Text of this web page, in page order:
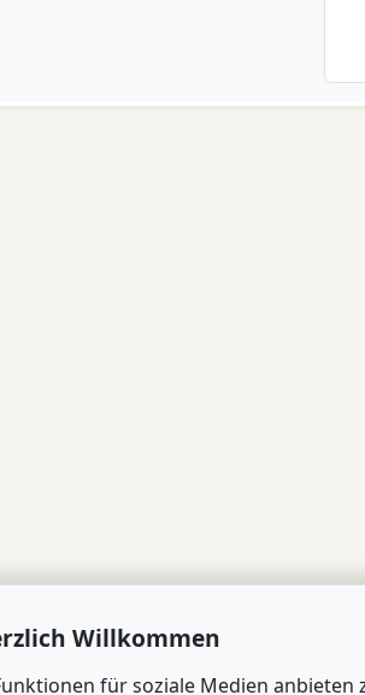
Willkommen
für soziale Medien anbieten